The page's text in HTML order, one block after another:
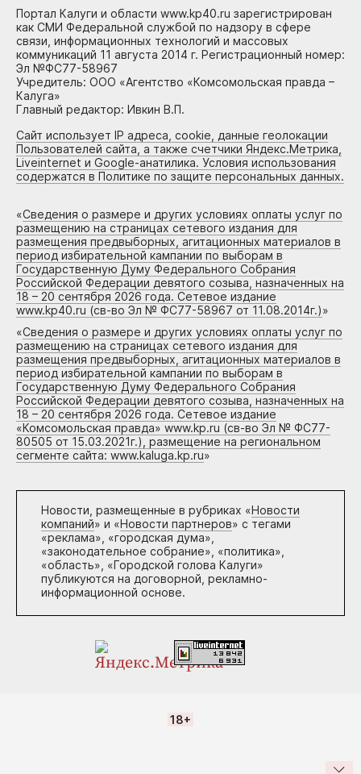
Портал Калуги и области www.kp40.ru зарегистрирован
как СМИ Федеральной службой по надзору в сфере
связи, информационных технологий и массовых
коммуникаций 11 августа 2014 г. Регистрационный номер:
Эл №ФС77-58967
Учредитель: ООО «Агентство «Комсомольская правда –
Калуга»
Главный редактор: Ивкин В.П.
Сайт использует IP адреса, cookie, данные геолокации
Пользователей сайта, а также счетчики Яндекс.Метрика,
Liveinternet и Google-анатилика. Условия использования
содержатся в Политике по защите персональных данных.
«Сведения о размере и других условиях оплаты услуг по
размещению на страницах сетевого издания для
размещения предвыборных, агитационных материалов в
период избирательной кампании по выборам в
Государственную Думу Федерального Собрания
Российской Федерации девятого созыва, назначенных на
18 – 20 сентября 2026 года. Сетевое издание
www.kp40.ru (св-во Эл № ФС77-58967 от 11.08.2014г.)»
«Сведения о размере и других условиях оплаты услуг по
размещению на страницах сетевого издания для
размещения предвыборных, агитационных материалов в
период избирательной кампании по выборам в
Государственную Думу Федерального Собрания
Российской Федерации девятого созыва, назначенных на
18 – 20 сентября 2026 года. Сетевое издание
«Комсомольская правда» www.kp.ru (св-во Эл № ФС77-
80505 от 15.03.2021г.), размещение на региональном
сегменте сайта: www.kaluga.kp.ru»
Новости, размещенные в рубриках «Новости
компаний» и «Новости партнеров» с тегами
«реклама», «городская дума»,
«законодательное собрание», «политика»,
«область», «Городской голова Калуги»
публикуются на договорной, рекламно-
информационной основе.
18+